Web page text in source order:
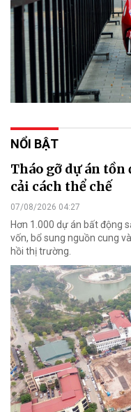
NỔI BẬT
Tháo gỡ dự án tồn
cải cách thể chế
07/08/2026 04:27
Hơn 1.000 dự án bất động
vốn, bổ sung nguồn cung
hồi thị trường.